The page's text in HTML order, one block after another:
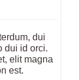
dui
dui id orci.
elit magna
est.